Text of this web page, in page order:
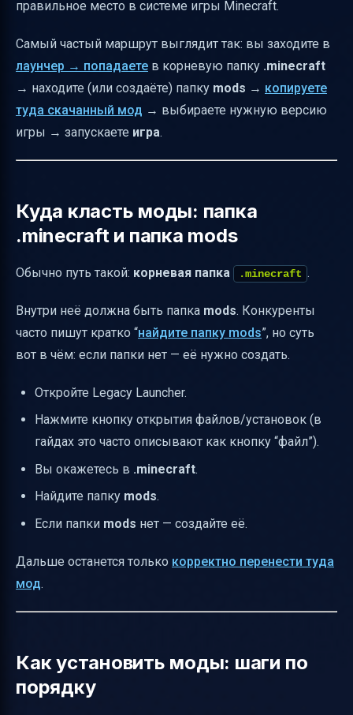
правильное место в системе игры Minecraft.
Самый частый маршрут выглядит так: вы заходите в
лаунчер → попадаете в корневую папку .minecraft
→ находите (или создаёте) папку mods → копируете
туда скачанный мод → выбираете нужную версию
игры → запускаете игра.
Куда класть моды: папка
.minecraft и папка mods
Обычно путь такой: корневая папка .minecraft .
Внутри неё должна быть папка mods. Конкуренты
часто пишут кратко “найдите папку mods”, но суть
вот в чём: если папки нет — её нужно создать.
Откройте Legacy Launcher.
Нажмите кнопку открытия файлов/установок (в
гайдах это часто описывают как кнопку “файл”).
Вы окажетесь в .minecraft.
Найдите папку mods.
Если папки mods нет — создайте её.
Дальше останется только корректно перенести туда
мод.
Как установить моды: шаги по
порядку